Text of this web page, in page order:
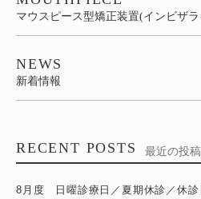
マウスピース型矯正装置(インビザ
NEWS
新着情報
RECENT POSTS 最近の投稿
8月度 日曜診療日／夏期休診／休診